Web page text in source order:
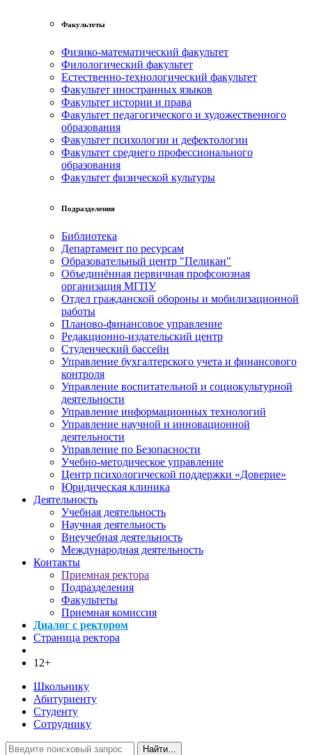
Факультеты
Физико-математический факультет
Филологический факультет
Естественно-технологический факультет
Факультет иностранных языков
Факультет истории и права
Факультет педагогического и художественного
образования
Факультет психологии и дефектологии
Факультет среднего профессионального
образования
Факультет физической культуры
Подразделения
Библиотека
Департамент по ресурсам
Образовательный центр "Пеликан"
Объединённая первичная профсоюзная
организация МГПУ
Отдел гражданской обороны и мобилизационной
работы
Планово-финансовое управление
Редакционно-издательский центр
Студенческий бассейн
Управление бухгалтерского учета и финансового
контроля
Управление воспитательной и социокультурной
деятельности
Управление информационных технологий
Управление научной и инновационной
деятельности
Управление по Безопасности
Учебно-методическое управление
Центр психологической поддержки «Доверие»
Юридическая клиника
Деятельность
Учебная деятельность
Научная деятельность
Внеучебная деятельность
Международная деятельность
Контакты
Приемная ректора
Подразделения
Факультеты
Приемная комиссия
Диалог с ректором
Страница ректора
12+
Школьнику
Абитуриенту
Студенту
Сотруднику
Найти...